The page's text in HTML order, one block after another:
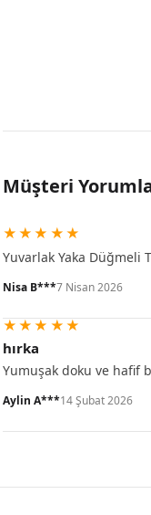
Müşteri
★ ★ ★ ★ ★
Yuvarlak Yaka Düğmeli
Nisa B***7 Nisan 2026
★★★★★
hırka
Yumuşak doku ve hafif
Aylin A***14 Şubat 2026